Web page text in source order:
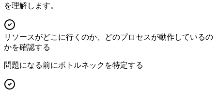
を理解します。
リソースがどこに行くのか、どのプロセスが動作しているの
かを確認する
問題になる前にボトルネックを特定する